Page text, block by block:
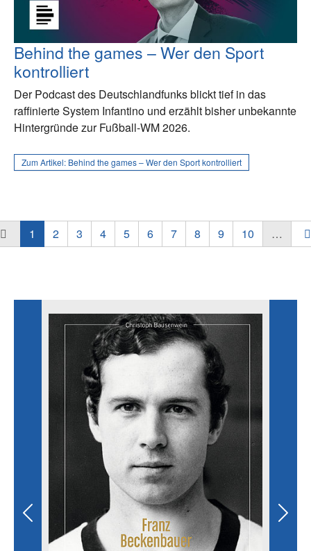
Behind the games – Wer den Sport
kontrolliert
Der Podcast des Deutschlandfunks blickt tief in das
raffinierte System Infantino und erzählt bisher unbekannte
Hintergründe zur Fußball-WM 2026.
Zum Artikel: Behind the games – Wer den Sport kontrolliert
1 2 3 4 5 6 7 8 9 10 …
Literatur aus dem Bereich Sport
Previous Next